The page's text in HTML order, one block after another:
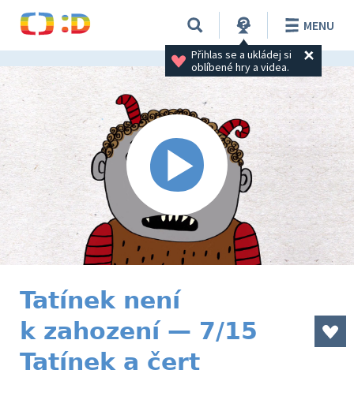
Přihlas se a ukládej si
oblíbené hry a videa.
MENU
Tatínek není
k zahození — 7/15
Tatínek a čert